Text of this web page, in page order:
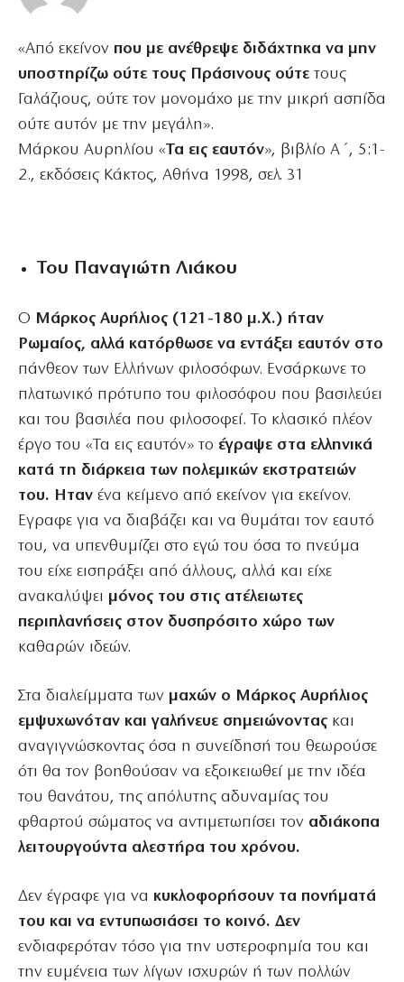
«Από εκείνον που με ανέθρεψε διδάχτηκα να μην
υποστηρίζω ούτε τους Πράσινους ούτε τους
Γαλάζιους, ούτε τον μονομάχο με την μικρή ασπίδα
ούτε αυτόν με την μεγάλη».
Μάρκου Αυρηλίου «Τα εις εαυτόν», βιβλίο Α΄, 5:1-
2., εκδόσεις Κάκτος, Αθήνα 1998, σελ. 31
Του Παναγιώτη Λιάκου
Ο Μάρκος Αυρήλιος (121-180 μ.Χ.) ήταν
Ρωμαίος, αλλά κατόρθωσε να εντάξει εαυτόν στο
πάνθεον των Ελλήνων φιλοσόφων. Ενσάρκωνε το
πλατωνικό πρότυπο του φιλοσόφου που βασιλεύει
και του βασιλέα που φιλοσοφεί. Το κλασικό πλέον
έργο του «Τα εις εαυτόν» το έγραψε στα ελληνικά
κατά τη διάρκεια των πολεμικών εκστρατειών
του. Ηταν ένα κείμενο από εκείνον για εκείνον.
Εγραφε για να διαβάζει και να θυμάται τον εαυτό
του, να υπενθυμίζει στο εγώ του όσα το πνεύμα
του είχε εισπράξει από άλλους, αλλά και είχε
ανακαλύψει μόνος του στις ατέλειωτες
περιπλανήσεις στον δυσπρόσιτο χώρο των
καθαρών ιδεών.
Στα διαλείμματα των μαχών ο Μάρκος Αυρήλιος
εμψυχωνόταν και γαλήνευε σημειώνοντας και
αναγιγνώσκοντας όσα η συνείδησή του θεωρούσε
ότι θα τον βοηθούσαν να εξοικειωθεί με την ιδέα
του θανάτου, της απόλυτης αδυναμίας του
φθαρτού σώματος να αντιμετωπίσει τον αδιάκοπα
λειτουργούντα αλεστήρα του χρόνου.
Δεν έγραφε για να κυκλοφορήσουν τα πονήματά
του και να εντυπωσιάσει το κοινό. Δεν
ενδιαφερόταν τόσο για την υστεροφημία του και
την ευμένεια των λίγων ισχυρών ή των πολλών